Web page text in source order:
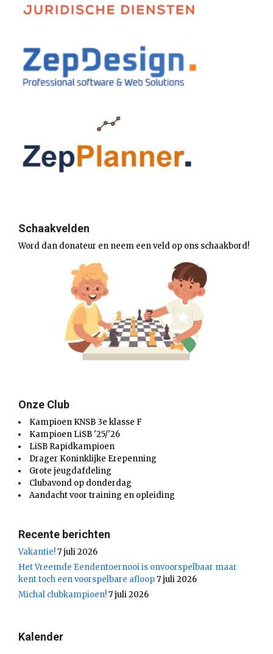
Schaakvelden
Word dan donateur en neem een veld op ons schaakbord!
Onze Club
Kampioen KNSB 3e klasse F
Kampioen LiSB '25/'26
LiSB Rapidkampioen
Drager Koninklijke Erepenning
Grote jeugdafdeling
Clubavond op donderdag
Aandacht voor training en opleiding
Recente berichten
Vakantie!7 juli 2026
Het Vreemde Eendentoernooi is onvoorspelbaar maar
kent toch een voorspelbare afloop7 juli 2026
Michal clubkampioen!7 juli 2026
Kalender